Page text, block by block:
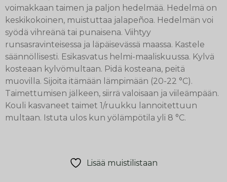
voimakkaan taimen ja paljon hedelmää. Hedelmä on
keskikokoinen, muistuttaa jalapeñoa. Hedelmän voi
syödä vihreänä tai punaisena. Viihtyy
runsasravinteisessa ja läpäisevässä maassa. Kastele
säännöllisesti. Esikasvatus helmi-maaliskuussa. Kylvä
kosteaan kylvömultaan. Pidä kosteana, peitä
muovilla. Sijoita itämään lämpimään (20-22 °C).
Taimettumisen jälkeen, siirrä valoisaan ja viileämpään.
Kouli kasvaneet taimet 1/ruukku lannoitettuun
multaan. Istuta ulos kun yölämpötila yli 8 °C.
Lisää muistilistaan